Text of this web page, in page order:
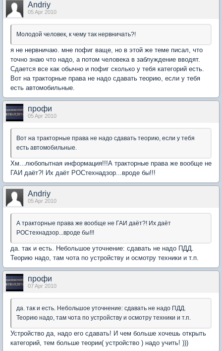
Andriy
05 Apr 2010
Молодой человек, к чему так нервничать?!
я не нервничаю. мне пофиг ваще, но в этой же теме писал, что
точно знаю что надо, а потом человека в заблуждение вводят.
Сдается все как обычно и пофиг сколько у тебя категорий есть.
Вот на тракторные права не надо сдавать теорию, если у тебя
есть автомобильные.
профи
05 Apr 2010
Вот на тракторные права не надо сдавать теорию, если у тебя
есть автомобильные.
Хм...любопытная информация!!!А тракторные права же вообще не
ГАИ даёт?! Их даёт РОСтехнадзор...вроде бы!!!
Andriy
05 Apr 2010
А тракторные права же вообще не ГАИ даёт?! Их даёт
РОСтехнадзор...вроде бы!!!
да. так и есть. Небольшое уточнение: сдавать не надо ПДД.
Теорию надо, там чота по устройству и осмотру техники и т.п.
профи
07 Apr 2010
да. так и есть. Небольшое уточнение: сдавать не надо ПДД.
Теорию надо, там чота по устройству и осмотру техники и т.п.
Устройство да, надо его сдавать! И чем больше хочешь открыть
категорий, тем больше теории( устройство ) надо учить! )))